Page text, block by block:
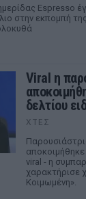
Espresso
στην εκπομπή
Viral η
δελτίου
ΧΤΕΣ
viral - η
χαρακτήρισε
Κοιμωμένη».